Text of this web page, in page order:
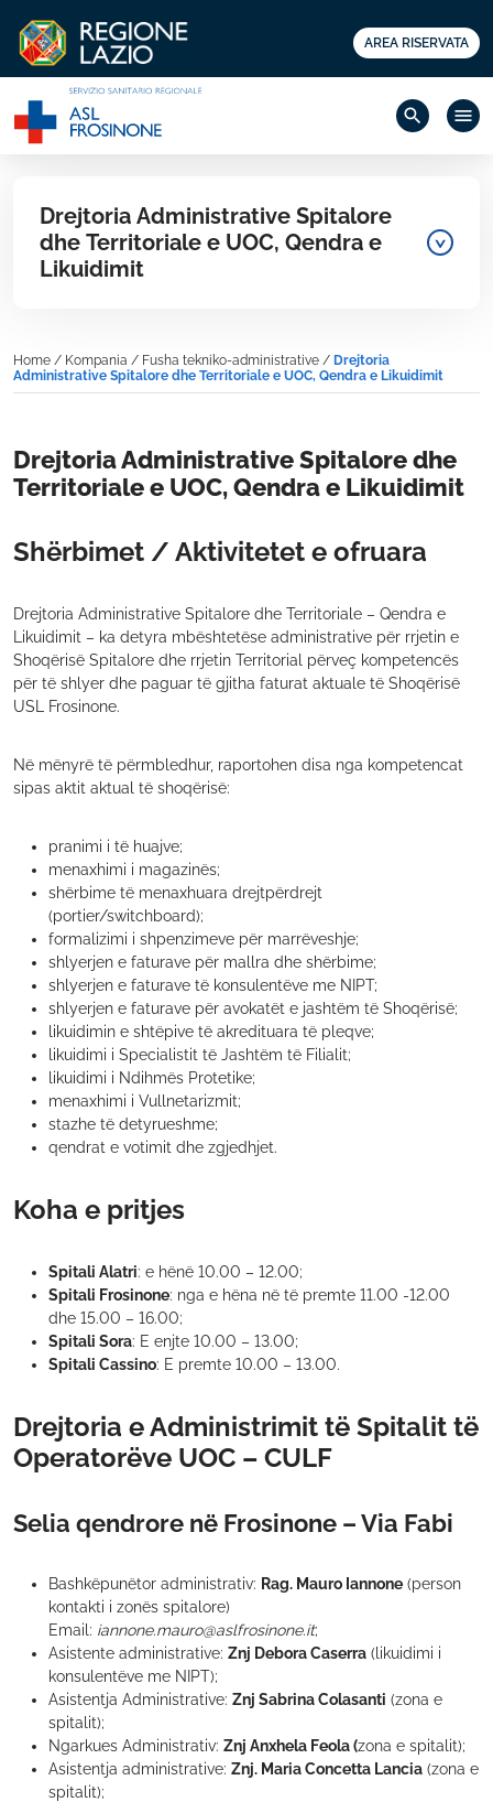
AREA RISERVATA
search menu
Drejtoria Administrative Spitalore
dhe Territoriale e UOC, Qendra e
Likuidimit
Home / Kompania / Fusha tekniko-administrative / Drejtoria
Administrative Spitalore dhe Territoriale e UOC, Qendra e Likuidimit
Drejtoria Administrative Spitalore dhe
Territoriale e UOC, Qendra e Likuidimit
Shërbimet / Aktivitetet e ofruara
Drejtoria Administrative Spitalore dhe Territoriale – Qendra e
Likuidimit – ka detyra mbështetëse administrative për rrjetin e
Shoqërisë Spitalore dhe rrjetin Territorial përveç kompetencës
për të shlyer dhe paguar të gjitha faturat aktuale të Shoqërisë
USL Frosinone.
Në mënyrë të përmbledhur, raportohen disa nga kompetencat
sipas aktit aktual të shoqërisë:
pranimi i të huajve;
menaxhimi i magazinës;
shërbime të menaxhuara drejtpërdrejt
(portier/switchboard);
formalizimi i shpenzimeve për marrëveshje;
shlyerjen e faturave për mallra dhe shërbime;
shlyerjen e faturave të konsulentëve me NIPT;
shlyerjen e faturave për avokatët e jashtëm të Shoqërisë;
likuidimin e shtëpive të akredituara të pleqve;
likuidimi i Specialistit të Jashtëm të Filialit;
likuidimi i Ndihmës Protetike;
menaxhimi i Vullnetarizmit;
stazhe të detyrueshme;
qendrat e votimit dhe zgjedhjet.
Koha e pritjes
Spitali Alatri: e hënë 10.00 – 12.00;
Spitali Frosinone: nga e hëna në të premte 11.00 -12.00
dhe 15.00 – 16.00;
Spitali Sora: E enjte 10.00 – 13.00;
Spitali Cassino: E premte 10.00 – 13.00.
Drejtoria e Administrimit të Spitalit të
Operatorëve UOC – CULF
Selia qendrore në Frosinone – Via Fabi
Bashkëpunëtor administrativ: Rag. Mauro Iannone (person
kontakti i zonës spitalore)
Email: iannone.mauro@aslfrosinone.it;
Asistente administrative: Znj Debora Caserra (likuidimi i
konsulentëve me NIPT);
Asistentja Administrative: Znj Sabrina Colasanti (zona e
spitalit);
Ngarkues Administrativ: Znj Anxhela Feola (zona e spitalit);
Asistentja administrative: Znj. Maria Concetta Lancia (zona e
spitalit);